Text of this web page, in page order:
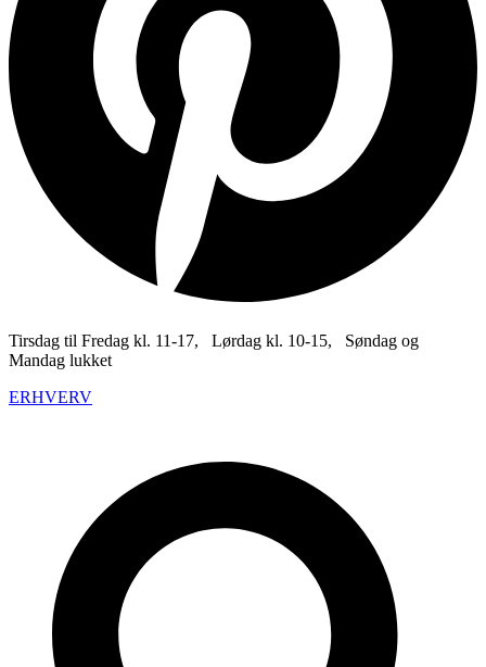
Tirsdag til Fredag kl. 11-17, Lørdag kl. 10-15, Søndag og
Mandag lukket
ERHVERV